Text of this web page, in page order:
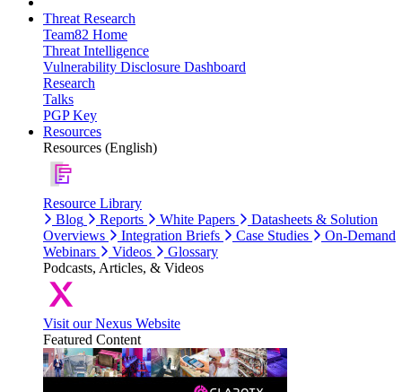
Threat Research
Team82 Home
Threat Intelligence
Vulnerability Disclosure Dashboard
Research
Talks
PGP Key
Resources
Resources (English)
Resource Library
Blog
Reports White Papers
Datasheets & Solution
Overviews
Integration Briefs Case Studies
On-Demand
Webinars
Videos
Glossary
Podcasts, Articles, & Videos
Visit our Nexus Website
Featured Content